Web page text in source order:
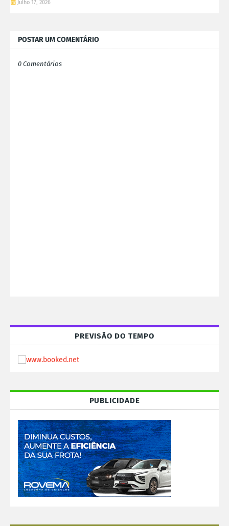
Julho 17, 2026
POSTAR UM COMENTÁRIO
0 Comentários
PREVISÃO DO TEMPO
PUBLICIDADE